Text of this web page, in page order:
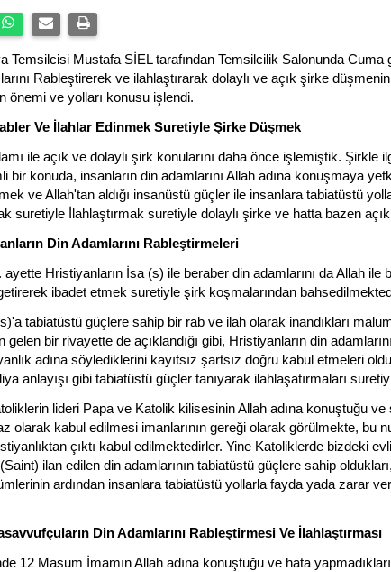
Temsilcisi Mustafa SİEL tarafından Temsilcilik Salonunda Cuma
Rableştirerek ve ilahlaştırarak dolaylı ve açık şirke
önemi ve yolları konusu işlendi.
Ve İlahlar Edinmek Suretiyle Şirke Düşmek
ile açık ve dolaylı şirk konularını daha önce işlemiştik. Şirkle
bir konuda, insanların din adamlarını Allah adına konuşmaya
ve Allah'tan aldığı insanüstü güçler ile insanlara tabiatüstü
suretiyle İlahlaştırmak suretiyle dolaylı şirke ve hatta bazen
Din Adamlarını Rableştirmeleri
Hristiyanların İsa (s) ile beraber din adamlarını da Allah ile
ibadet etmek suretiyle şirk koşmalarından
tabiatüstü güçlere sahip bir rab ve ilah olarak inandıkları
bir rivayette de açıklandığı gibi, Hristiyanların din
adına söylediklerini kayıtsız şartsız doğru kabul etmeleri
anlayışı gibi tabiatüstü güçler tanıyarak ilahlaşatırmaları
lideri Papa ve Katolik kilisesinin Allah adına konuştuğu ve
olarak kabul edilmesi imanlarının gereği olarak görülmekte, bu
çıktı kabul edilmektedirler. Yine Katoliklerde bizdeki
(Saint) ilan edilen din adamlarının tabiatüstü güçlere sahip
ardından insanlara tabiatüstü yollarla fayda yada zarar
Din Adamlarını Rableştirmesi Ve İlahlaştırması
12 Masum İmamın Allah adına konuştuğu ve hata